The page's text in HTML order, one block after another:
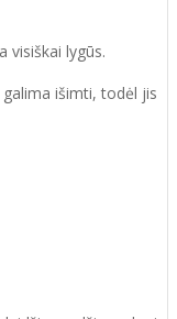
visiškai lygūs.
išimti, todėl jis